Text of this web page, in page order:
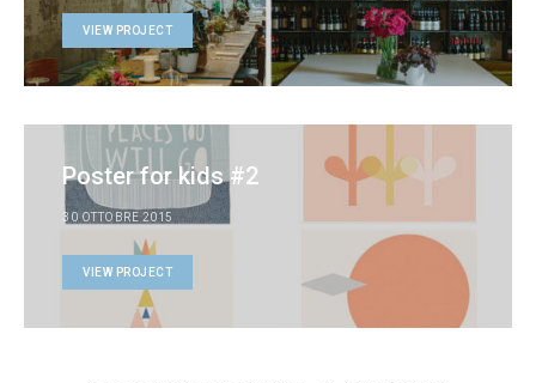
VIEW PROJECT
Poster for kids #2
30 OTTOBRE 2015
VIEW PROJECT